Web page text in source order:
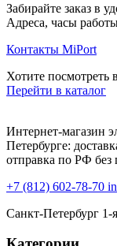
Забирайте заказ в
Адреса, часы
Контакты MiPort
Хотите посмотреть
Перейти в каталог
Интернет-магазин
Петербурге:
отправка по РФ без
+7 (812) 602-78-70
Санкт-Петербург 1-